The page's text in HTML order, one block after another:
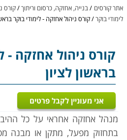
אתר קורסים /בנייה, אחזקה, כרסום וריתוך/קורס
לימודי בוקר/קורס ניהול אחזקה - לימודי בוקר
קורס ניהול אחזקה -
בראשון לציון
אני מעוניין לקבל פרטים
מנהל אחזקה אחראי על כל
בתחזוק מפעל, מתקן או מבנה